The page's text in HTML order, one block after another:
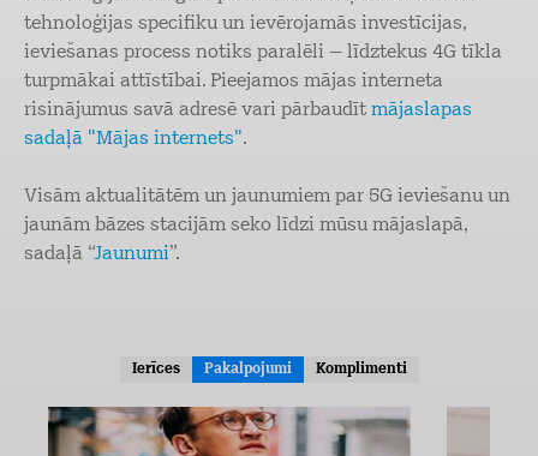
tehnoloģijas specifiku un ievērojamās investīcijas,
ieviešanas process notiks paralēli – līdztekus 4G tīkla
turpmākai attīstībai. Pieejamos mājas interneta
risinājumus savā adresē vari pārbaudīt mājaslapas
sadaļā "Mājas internets".
Visām aktualitātēm un jaunumiem par 5G ieviešanu un
jaunām bāzes stacijām seko līdzi mūsu mājaslapā,
sadaļā “Jaunumi”.
Ierīces Pakalpojumi Komplimenti